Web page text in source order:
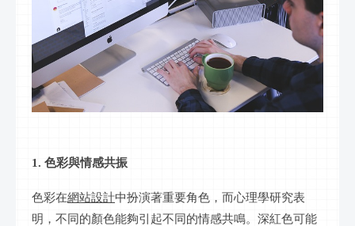
1. 色彩與情感共振
色彩在網站設計中扮演著重要角色，而心理學研究表
明，不同的顏色能夠引起不同的情感共鳴。深紅色可能